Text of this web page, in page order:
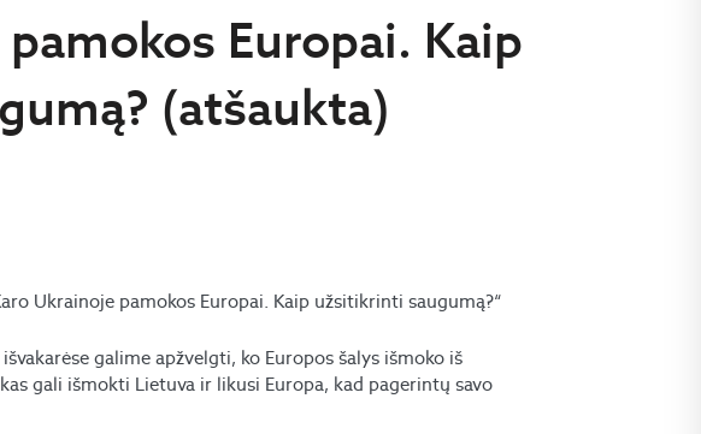
Europai. Kaip
(atšaukta)
Ukrainoje pamokos Europai. Kaip užsitikrinti saugumą?“
galime apžvelgti, ko Europos šalys išmoko iš
gali išmokti Lietuva ir likusi Europa, kad pagerintų savo